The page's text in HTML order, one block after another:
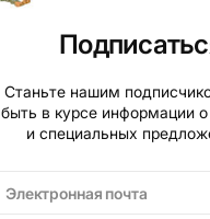
Станьте нашим
быть в курсе информации о
и специальных